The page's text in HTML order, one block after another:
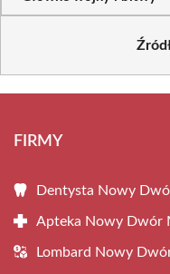
FIRMY
Dentysta Nowy
Apteka Nowy Dwór
Lombard Nowy